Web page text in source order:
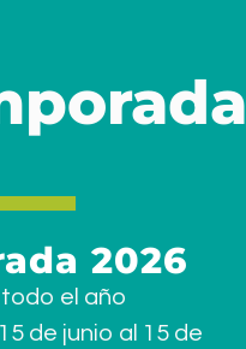
2026
el año
de junio al 15 de